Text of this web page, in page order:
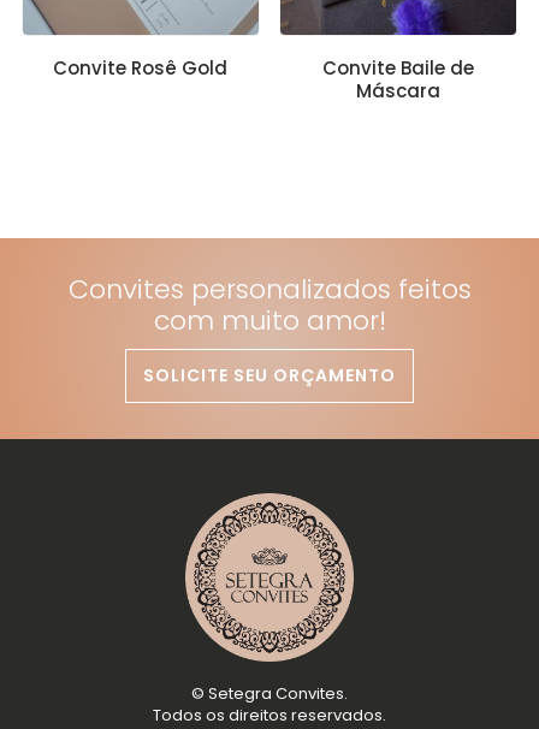
Convite Rosê Gold
Convite Baile de
Máscara
Convites personalizados feitos
com muito amor!
SOLICITE SEU ORÇAMENTO
© Setegra Convites.
Todos os direitos reservados.